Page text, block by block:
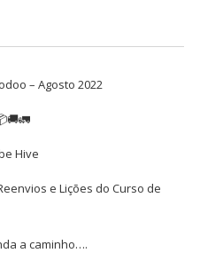
– Agosto 2022
Hive
e Lições do Curso de
a caminho….